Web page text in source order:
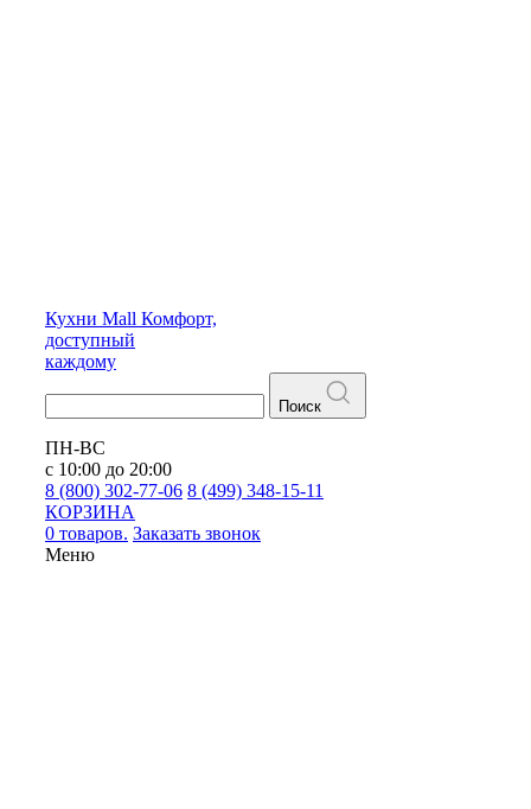
Кухни Mall Комфорт,
доступный
каждому
Поиск
ПН-ВС
с 10:00 до 20:00
8 (800) 302-77-06 8 (499) 348-15-11
КОРЗИНА
0 товаров. Заказать звонок
Меню